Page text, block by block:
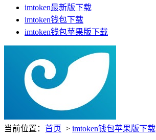
imtoken最新版下载
imtoken钱包下载
imtoken钱包苹果版下载
当前位置： 首页 > imtoken钱包苹果版下载